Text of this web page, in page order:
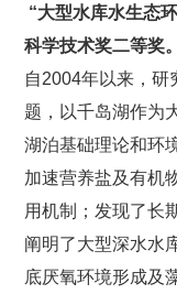
“大型水库水生态
科学技术奖二等奖。
自2004年以来，研
题，以千岛湖作为
湖泊基础理论和环
加速营养盐及有机
用机制；发现了长
阐明了大型深水水
底厌氧环境形成及